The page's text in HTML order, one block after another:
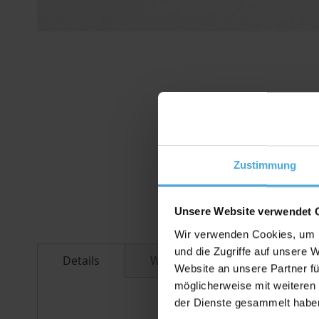
Zustimmung
Unsere Website verwendet
Wir verwenden Cookies,
und die Zugriffe auf unsere
Website an unsere Partner
möglicherweise mit
der Dienste gesammelt
Details Weitere Informationen